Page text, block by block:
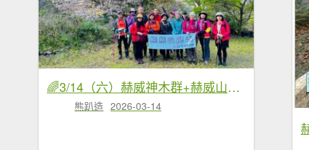
🌈3/14（六）赫威神木群+赫威山✨FB：熊熊趴爬走🌈
熊趴造 2026-03-14